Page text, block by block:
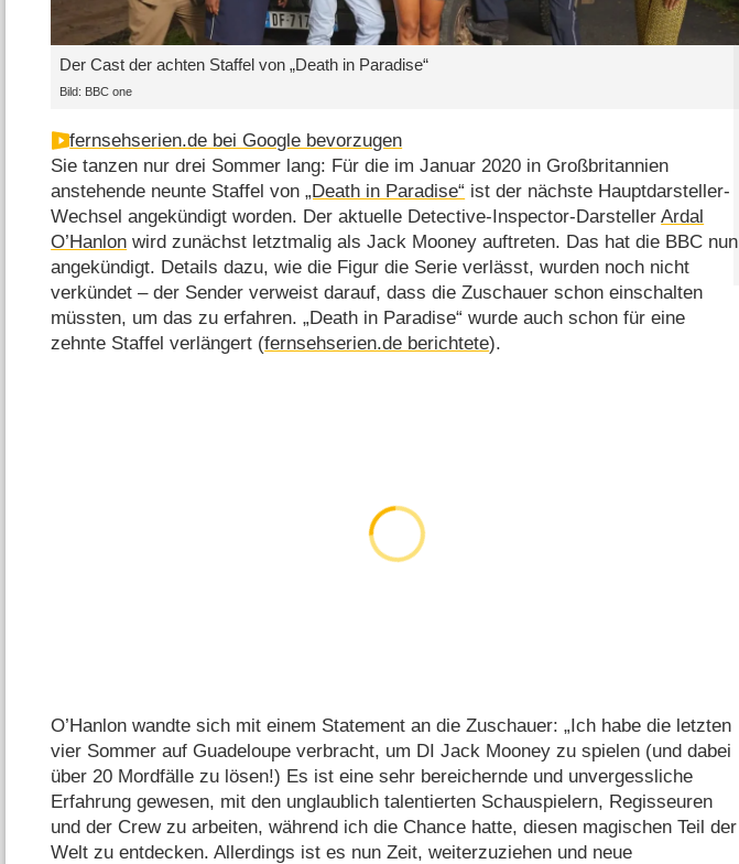
Der Cast der achten Staffel von „Death in Paradise“
Bild: BBC one
fernsehserien.de bei Google bevorzugen
Sie tanzen nur drei Sommer lang: Für die im Januar 2020 in Großbritannien
anstehende neunte Staffel von„Death in Paradise“ ist der nächste Hauptdarsteller-
Wechsel angekündigt worden. Der aktuelle Detective-Inspector-DarstellerArdal
O’Hanlon wird zunächst letztmalig als Jack Mooney auftreten. Das hat die BBC nun
angekündigt. Details dazu, wie die Figur die Serie verlässt, wurden noch nicht
verkündet – der Sender verweist darauf, dass die Zuschauer schon einschalten
müssten, um das zu erfahren. „Death in Paradise“ wurde auch schon für eine
zehnte Staffel verlängert (fernsehserien.de berichtete).
O’Hanlon wandte sich mit einem Statement an die Zuschauer: „Ich habe die letzten
vier Sommer auf Guadeloupe verbracht, um DI Jack Mooney zu spielen (und dabei
über 20 Mordfälle zu lösen!) Es ist eine sehr bereichernde und unvergessliche
Erfahrung gewesen, mit den unglaublich talentierten Schauspielern, Regisseuren
und der Crew zu arbeiten, während ich die Chance hatte, diesen magischen Teil der
Welt zu entdecken. Allerdings ist es nun Zeit, weiterzuziehen und neue